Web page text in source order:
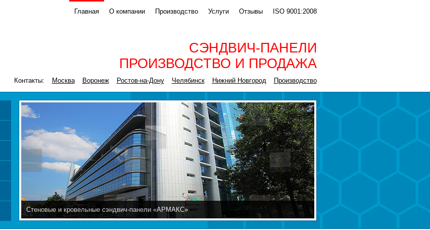
Главная О компании Производство Услуги Отзывы ISO 9001:2008
СЭНДВИЧ-ПАНЕЛИ
ПРОИЗВОДСТВО И ПРОДАЖА
Контакты: Москва Воронеж Ростов-на-Дону Челябинск Нижний Новгород Производство
Стеновые и кровельные сэндвич-панели «АРМАКС»